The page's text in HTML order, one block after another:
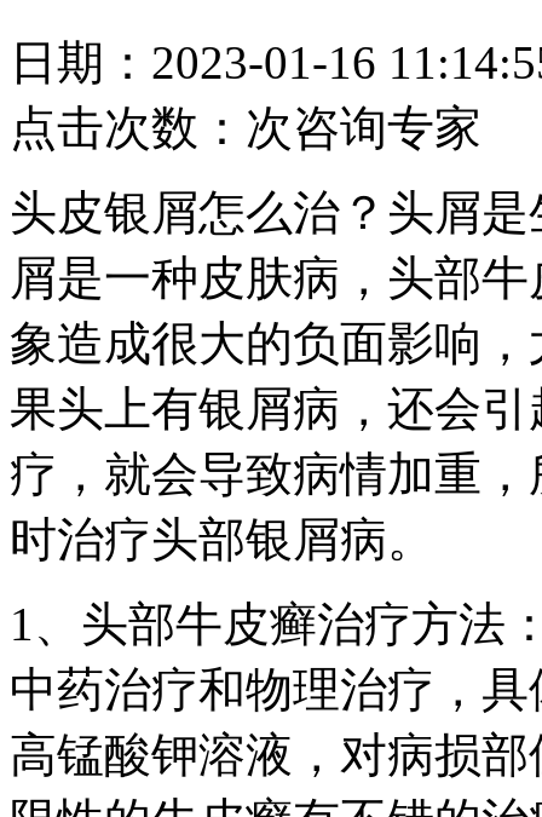
日期：2023-01-16
点击次数： 次咨询专家
头皮银屑怎么治？头屑
屑是一种皮肤病，头部
象造成很大的负面影响
果头上有银屑病，还会
疗，就会导致病情加重
时治疗头部银屑病。
1、头部牛皮癣治疗方法
中药治疗和物理治疗，
高锰酸钾溶液，对病损